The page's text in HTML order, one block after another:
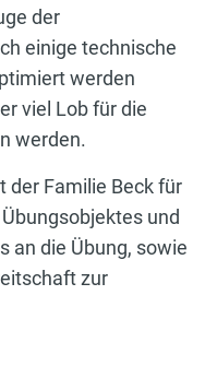
der
einige technische
werden
viel Lob für die
werden.
der Familie Beck für
und
an die Übung, sowie
zur